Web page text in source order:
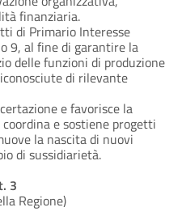
finanziaria.
di Primario Interesse
9, al fine di garantire la
delle funzioni di produzione
di rilevante
e favorisce la
e sostiene progetti
la nascita di nuovi
di sussidiarietà.
3
Regione)